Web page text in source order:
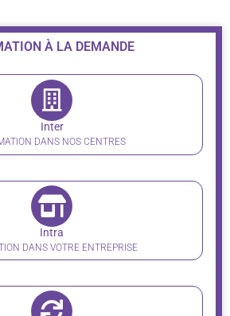
À LA DEMANDE
Inter
DANS NOS CENTRES
Intra
DANS VOTRE ENTREPRISE